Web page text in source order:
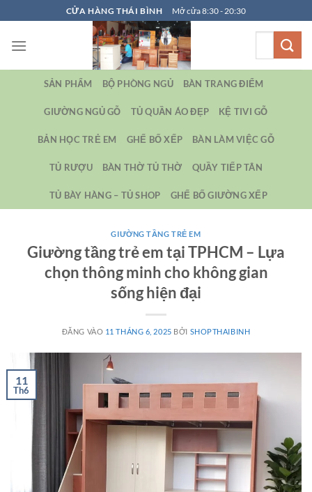
qua
nội
CỬA HÀNG THÁI BÌNH Mở cửa 8:30 - 20:30
SẢN PHẨM BỘ PHÒNG NGỦ BÀN TRANG ĐIỂM
GIƯỜNG NGỦ GỖ TỦ QUẦN ÁO ĐẸP KỆ TIVI GỖ
BẢN HỌC TRẺ EM GHẾ BỐ XẾP BÀN LÀM VIỆC GỖ
TỦ RƯỢU BÀN THỜ TỦ THỜ QUẦY TIẾP TÂN
TỦ BÀY HÀNG – TỦ SHOP GHẾ BỐ GIƯỜNG XẾP
GIƯỜNG TẦNG TRẺ EM
Giường tầng trẻ em tại TPHCM – Lựa
chọn thông minh cho không gian
sống hiện đại
ĐĂNG VÀO 11 THÁNG 6, 2025 BỞI SHOPTHAIBINH
11
Th6